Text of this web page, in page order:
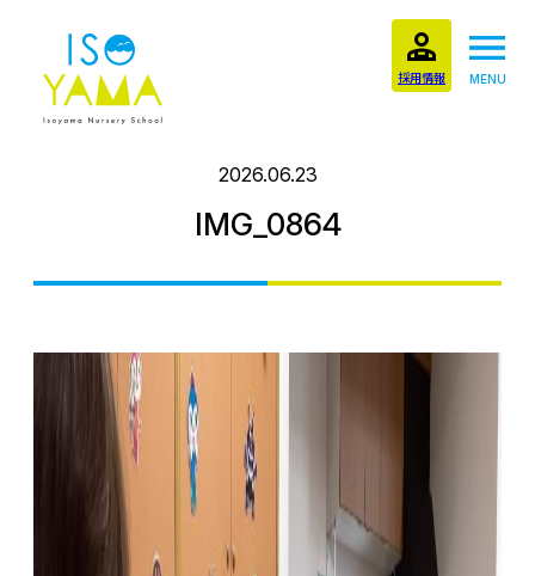
MENU
採用情報
2026.06.23
IMG_0864